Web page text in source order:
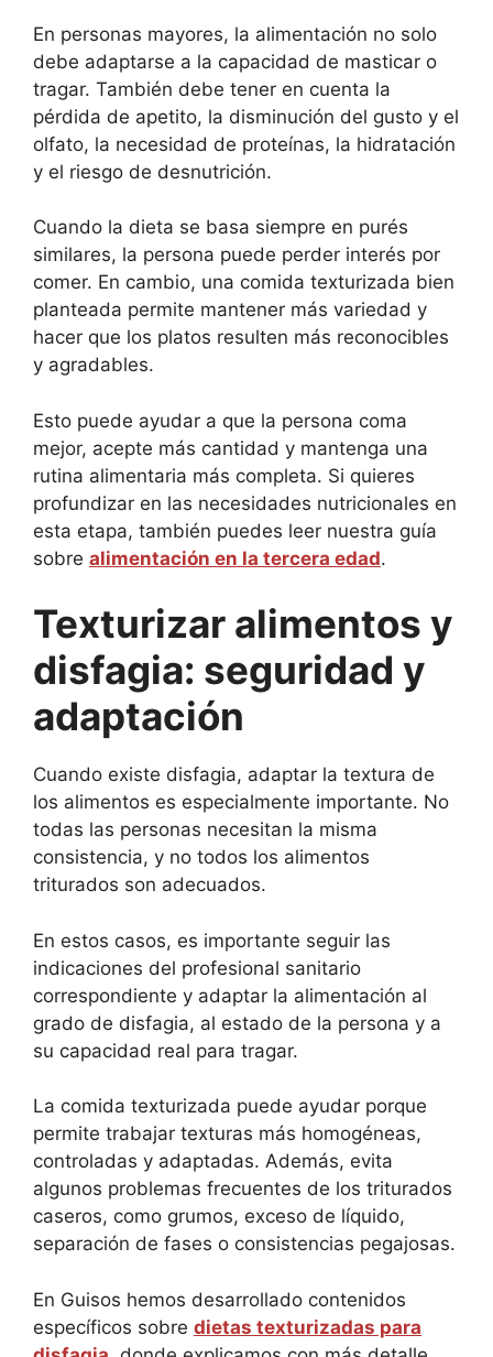
En personas mayores, la alimentación no solo
debe adaptarse a la capacidad de masticar o
tragar. También debe tener en cuenta la
pérdida de apetito, la disminución del gusto y el
olfato, la necesidad de proteínas, la hidratación
y el riesgo de desnutrición.
Cuando la dieta se basa siempre en purés
similares, la persona puede perder interés por
comer. En cambio, una comida texturizada bien
planteada permite mantener más variedad y
hacer que los platos resulten más reconocibles
y agradables.
Esto puede ayudar a que la persona coma
mejor, acepte más cantidad y mantenga una
rutina alimentaria más completa. Si quieres
profundizar en las necesidades nutricionales en
esta etapa, también puedes leer nuestra guía
sobre alimentación en la tercera edad.
Texturizar alimentos y
disfagia: seguridad y
adaptación
Cuando existe disfagia, adaptar la textura de
los alimentos es especialmente importante. No
todas las personas necesitan la misma
consistencia, y no todos los alimentos
triturados son adecuados.
En estos casos, es importante seguir las
indicaciones del profesional sanitario
correspondiente y adaptar la alimentación al
grado de disfagia, al estado de la persona y a
su capacidad real para tragar.
La comida texturizada puede ayudar porque
permite trabajar texturas más homogéneas,
controladas y adaptadas. Además, evita
algunos problemas frecuentes de los triturados
caseros, como grumos, exceso de líquido,
separación de fases o consistencias pegajosas.
En Guisos hemos desarrollado contenidos
específicos sobre dietas texturizadas para